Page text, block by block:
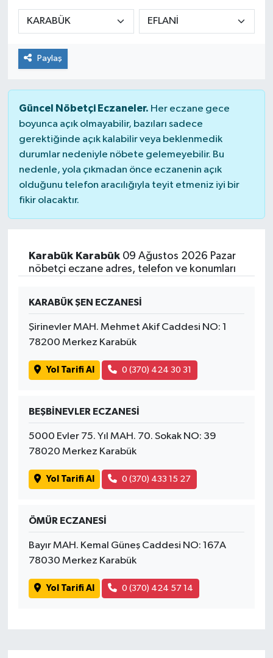
Paylaş
Güncel Nöbetçi Eczaneler. Her eczane gece
boyunca açık olmayabilir, bazıları sadece
gerektiğinde açık kalabilir veya beklenmedik
durumlar nedeniyle nöbete gelemeyebilir. Bu
nedenle, yola çıkmadan önce eczanenin açık
olduğunu telefon aracılığıyla teyit etmeniz iyi bir
fikir olacaktır.
Karabük Karabük09 Ağustos 2026 Pazar
nöbetçi eczane adres, telefon ve konumları
KARABÜK ŞEN ECZANESİ
Şirinevler MAH. Mehmet Akif Caddesi NO: 1
78200 Merkez Karabük
Yol Tarifi Al 0 (370) 424 30 31
BEŞBİNEVLER ECZANESİ
5000 Evler 75. Yıl MAH. 70. Sokak NO: 39
78020 Merkez Karabük
Yol Tarifi Al 0 (370) 433 15 27
ÖMÜR ECZANESİ
Bayır MAH. Kemal Güneş Caddesi NO: 167A
78030 Merkez Karabük
Yol Tarifi Al 0 (370) 424 57 14
Siyaset
Spor